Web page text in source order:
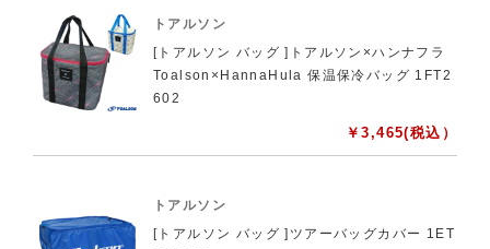
トアルソン
[トアルソン バッグ ]トアルソン×ハンナフラ
Toalson×HannaHula 保温保冷バッグ 1FT2
602
￥3,465(税込）
トアルソン
[トアルソン バッグ ]ツアーバッグカバー 1ET